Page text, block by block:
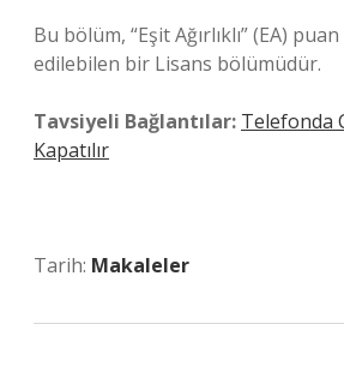
Bu bölüm, “Eşit Ağırlıklı” (EA)
edilebilen bir Lisans bölümüdür.
Tavsiyeli Bağlantılar: Telefonda
Kapatılır
Tarih: Makaleler